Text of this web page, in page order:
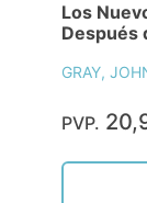
Los
Después
GRAY,
PVP.